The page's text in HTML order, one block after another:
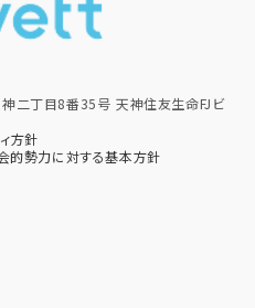
二丁目8番35号 天神住友生命FJビ
方針
的勢力に対する基本方針​